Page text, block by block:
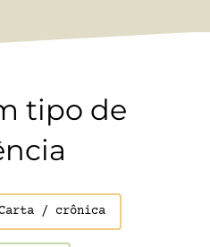
tipo de
/ crônica